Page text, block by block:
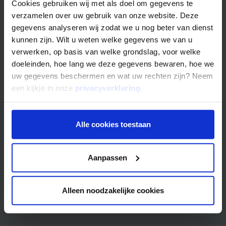
Cookies gebruiken wij met als doel om gegevens te
verzamelen over uw gebruik van onze website. Deze
gegevens analyseren wij zodat we u nog beter van dienst
kunnen zijn. Wilt u weten welke gegevens we van u
verwerken, op basis van welke grondslag, voor welke
doeleinden, hoe lang we deze gegevens bewaren, hoe we
uw gegevens beschermen en wat uw rechten zijn? Neem
een kijkje in onze privacyverklaring
Alle cookies toestaan
Aanpassen
Alleen noodzakelijke cookies
Deel dit artikel:
Deel op LinkedIn
Deel via Whatsapp
Deel via email
Terug naar overzicht
portefeuille? In deze brochure "Fonds 20 in het kort" leest u
de kern informatie over het Mogelijk Zakelijke Hypotheken
Fonds 20.
Aanvragen